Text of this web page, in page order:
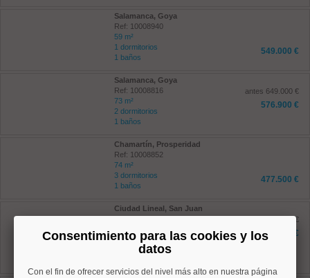
Salamanca, Goya
Ref: 10008940
59 m²
1 dormitorios
1 baños
549.000 €
Salamanca, Goya
Ref: 10008816
73 m²
2 dormitorios
1 baños
antes 649.000 €
576.900 €
Chamartín, Prosperidad
Ref: 10008852
74 m²
3 dormitorios
1 baños
477.500 €
Ciudad Lineal, San Juan
Bautista
80 m²
3 dormitorios
antes 393.000 €
371.500 €
Consentimiento para las cookies y los
datos
Con el fin de ofrecer servicios del nivel más alto en nuestra página